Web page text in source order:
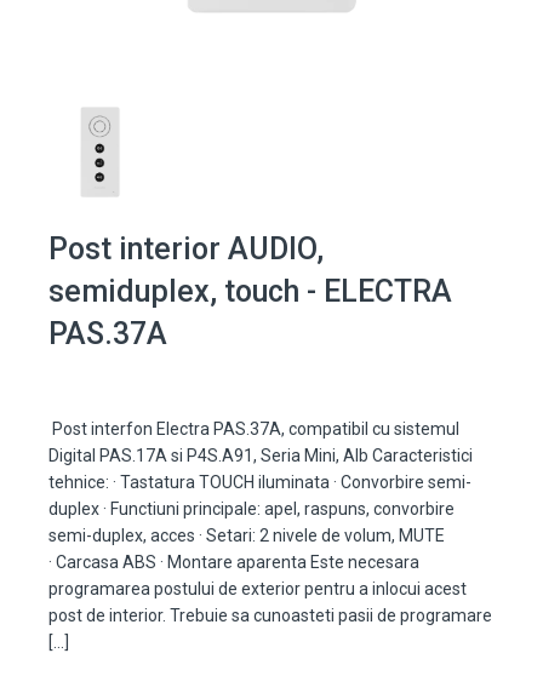
Post interior AUDIO,
semiduplex, touch - ELECTRA
PAS.37A
Post interfon Electra PAS.37A, compatibil cu sistemul
Digital PAS.17A si P4S.A91, Seria Mini, Alb Caracteristici
tehnice: · Tastatura TOUCH iluminata · Convorbire semi-
duplex · Functiuni principale: apel, raspuns, convorbire
semi-duplex, acces · Setari: 2 nivele de volum, MUTE
· Carcasa ABS · Montare aparenta Este necesara
programarea postului de exterior pentru a inlocui acest
post de interior. Trebuie sa cunoasteti pasii de programare
[…]